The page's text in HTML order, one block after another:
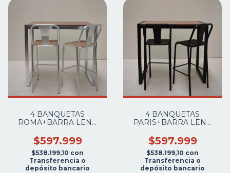
4 BANQUETAS
ROMA+BARRA LENA
PLATA
$597.999
$538.199,10 con
Transferencia o
depósito bancario
4 BANQUETAS
PARIS+BARRA LENA
FRANCH CAÑO
NEGRO MATE
$597.999
$538.199,10 con
Transferencia o
depósito bancario